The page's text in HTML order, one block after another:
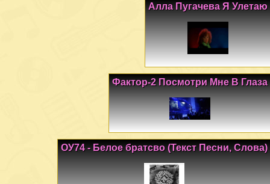
Алла Пугачева Я Улетаю
Фактор-2 Посмотри Мне В Глаза
ОУ74 - Белое братсво (Текст Песни, Слова)